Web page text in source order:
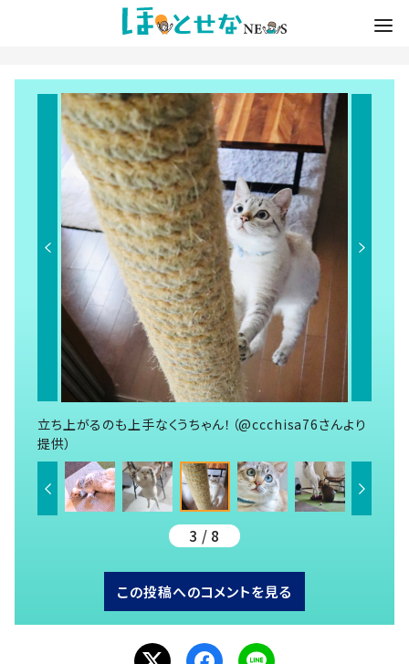
立ち上がるのも上手なくうちゃん！（@ccchisa76さんより
提供）
3 / 8
この投稿へのコメントを見る